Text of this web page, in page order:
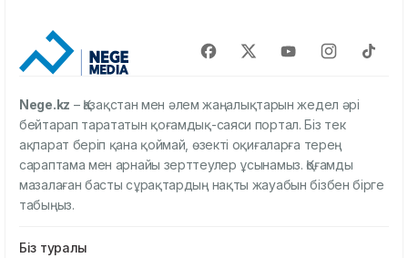
Nege.kz – Қазақстан мен әлем жаңалықтарын жедел әрі
бейтарап тарататын қоғамдық-саяси портал. Біз тек
ақпарат беріп қана қоймай, өзекті оқиғаларға терең
сараптама мен арнайы зерттеулер ұсынамыз. Қоғамды
мазалаған басты сұрақтардың нақты жауабын бізбен бірге
табыңыз.
Біз туралы